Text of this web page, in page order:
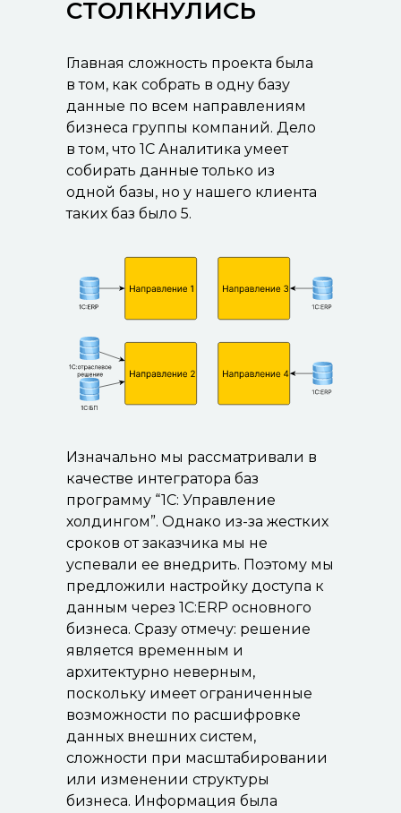
СТОЛКНУЛИСЬ
Главная сложность проекта была
в том, как собрать в одну базу
данные по всем направлениям
бизнеса группы компаний. Дело
в том, что 1С Аналитика умеет
собирать данные только из
одной базы, но у нашего клиента
таких баз было 5.
Изначально мы рассматривали в
качестве интегратора баз
программу “1С: Управление
холдингом”. Однако из-за жестких
сроков от заказчика мы не
успевали ее внедрить. Поэтому мы
предложили настройку доступа к
данным через 1С:ERP основного
бизнеса. Сразу отмечу: решение
является временным и
архитектурно неверным,
поскольку имеет ограниченные
возможности по расшифровке
данных внешних систем,
сложности при масштабировании
или изменении структуры
бизнеса. Информация была